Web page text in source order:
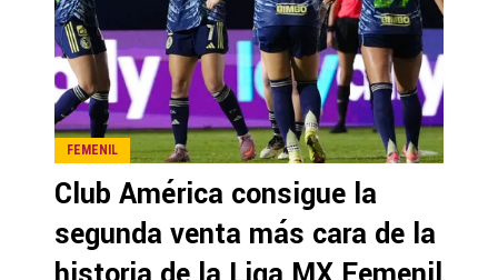
FEMENIL
Club América consigue la
segunda venta más cara de la